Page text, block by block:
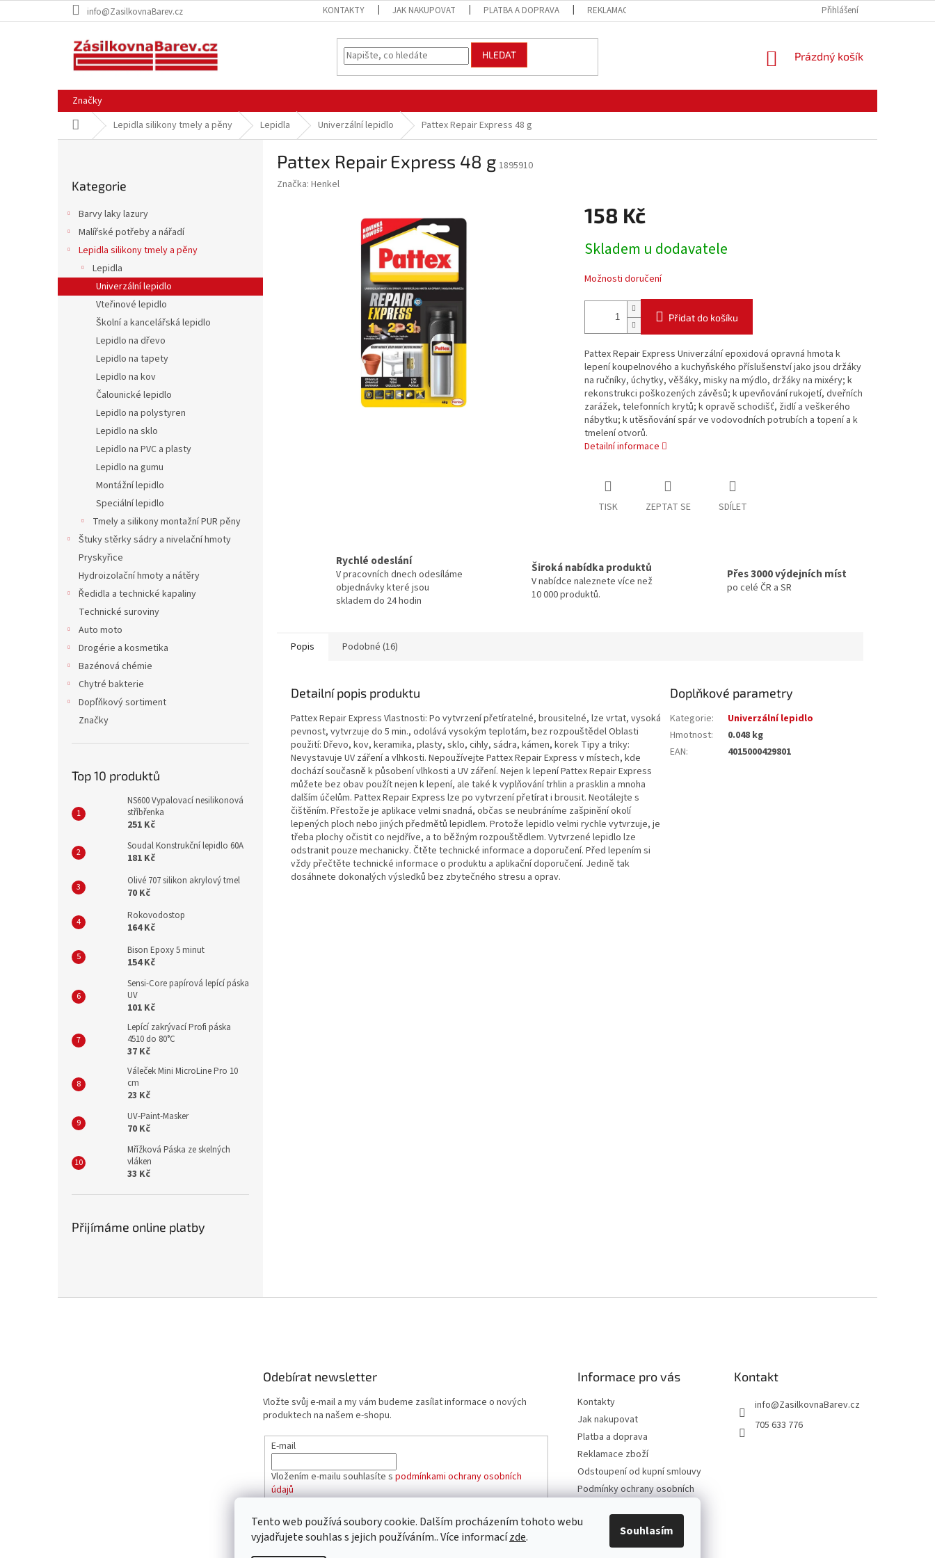
Tento web používá soubory cookie. Dalším procházením tohoto webu
vyjadřujete souhlas s jejich používáním.. Více informacízde. Souhlasím
na
info@ZasilkovnaBarev.cz KONTAKTY JAK NAKUPOVAT PLATBA A DOPRAVA REKLAMACE ZBOŽÍ PODMÍNKY OCHRANY
Přihlášení
HLEDAT
NÁKUPNÍ
Prázdný košík
Značky
Domů Lepidla silikony tmely a pěny Lepidla Univerzální lepidlo Pattex Repair Express 48 g
a
kategorie
Kategorie
Barvy laky lazury
Malířské potřeby a nářadí
Lepidla silikony tmely a pěny
Lepidla
Univerzální lepidlo
Vteřinové lepidlo
Školní a kancelářská lepidlo
Lepidlo na dřevo
Lepidlo na tapety
Lepidlo na kov
Čalounické lepidlo
Lepidlo na polystyren
Lepidlo na sklo
Lepidlo na PVC a plasty
Lepidlo na gumu
Montážní lepidlo
Speciální lepidlo
Tmely a silikony montažní PUR pěny
Štuky stěrky sádry a nivelační hmoty
Pryskyřice
Hydroizolační hmoty a nátěry
Ředidla a technické kapaliny
Technické suroviny
Auto moto
Drogérie a kosmetika
Bazénová chémie
Chytré bakterie
Dopľňkový sortiment
Značky
Top 10 produktů
NS600 Vypalovací nesilikonová
stříbřenka
251 Kč
Soudal Konstrukční lepidlo 60A
181 Kč
Olivé 707 silikon akrylový tmel
70 Kč
Rokovodostop
164 Kč
Bison Epoxy 5 minut
154 Kč
Sensi-Core papírová lepící páska
UV
101 Kč
Lepící zakrývací Profi páska
4510 do 80°C
37 Kč
Váleček Mini MicroLine Pro 10
cm
23 Kč
UV-Paint-Masker
70 Kč
Mřížková Páska ze skelných
vláken
33 Kč
Přijímáme online platby
Pattex Repair Express 48 g 1895910
Značka: Henkel
158 Kč
cena:
Skladem u dodavatele
Možnosti doručení
Přidat do košíku
Pattex Repair Express Univerzální epoxidová opravná hmota k
lepení koupelnového a kuchyňského příslušenství jako jsou držáky
na ručníky, úchytky, věšáky, misky na mýdlo, držáky na mixéry; k
rekonstrukci poškozených závěsů; k upevňování rukojetí, dveřních
zarážek, telefonních krytů; k opravě schodišť, židlí a veškerého
nábytku; k utěsňování spár ve vodovodních potrubích a topení a k
tmelení otvorů.
Detailní informace
TISK ZEPTAT SE SDÍLET
Rychlé odeslání
V pracovních dnech odesíláme
objednávky které jsou
skladem do 24 hodin
Široká nabídka produktů
V nabídce naleznete více než
10 000 produktů.
Přes 3000 výdejních míst
po celé ČR a SR
Popis Podobné (16)
Detailní popis produktu
Pattex Repair Express Vlastnosti: Po vytvrzení přetíratelné, brousitelné, lze vrtat, vysoká
pevnost, vytvrzuje do 5 min., odolává vysokým teplotám, bez rozpouštědel Oblasti
použití: Dřevo, kov, keramika, plasty, sklo, cihly, sádra, kámen, korek Tipy a triky:
Nevystavuje UV záření a vlhkosti. Nepoužívejte Pattex Repair Express v místech, kde
dochází současně k působení vlhkosti a UV záření. Nejen k lepení Pattex Repair Express
můžete bez obav použít nejen k lepení, ale také k vyplňování trhlin a prasklin a mnoha
dalším účelům. Pattex Repair Express lze po vytvrzení přetírat i brousit. Neotálejte s
čištěním. Přestože je aplikace velmi snadná, občas se neubráníme zašpinění okolí
lepených ploch nebo jiných předmětů lepidlem. Protože lepidlo velmi rychle vytvrzuje, je
třeba plochy očistit co nejdříve, a to běžným rozpouštědlem. Vytvrzené lepidlo lze
odstranit pouze mechanicky. Čtěte technické informace a doporučení. Před lepením si
vždy přečtěte technické informace o produktu a aplikační doporučení. Jedině tak
dosáhnete dokonalých výsledků bez zbytečného stresu a oprav.
Doplňkové parametry
Kategorie:
Univerzální lepidlo
Hmotnost:
0.048 kg
EAN: 4015000429801
Odebírat newsletter
Vložte svůj e-mail a my vám budeme zasílat informace o nových
produktech na našem e-shopu.
E-mail
Vložením e-mailu souhlasíte s podmínkami ochrany osobních
údajů
PŘIHLÁSIT SE
Informace pro vás
Kontakty
Jak nakupovat
Platba a doprava
Reklamace zboží
Odstoupení od kupní smlouvy
Podmínky ochrany osobních
Obchodní podmínky
Kontakt
info@ZasilkovnaBarev.cz
705 633 776